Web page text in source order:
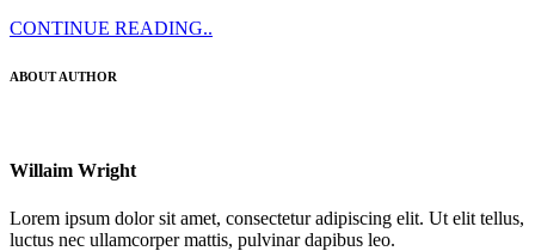
CONTINUE READING..
ABOUT AUTHOR
Willaim Wright
Lorem ipsum dolor sit amet, consectetur adipiscing elit. Ut elit tellus,
luctus nec ullamcorper mattis, pulvinar dapibus leo.